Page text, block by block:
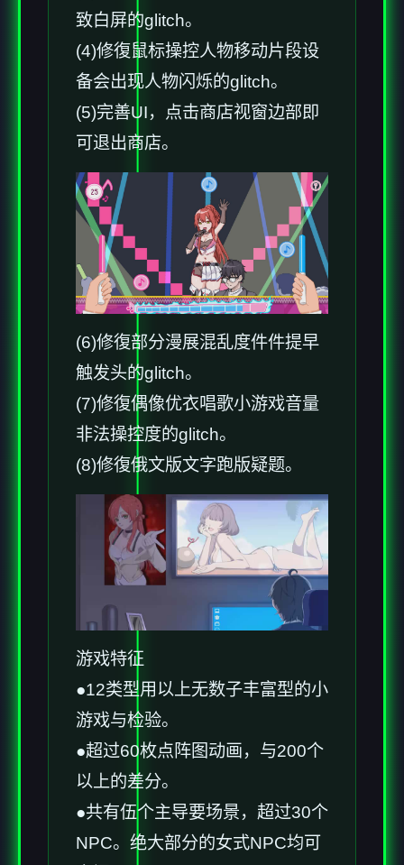
致白屏的glitch。
(4)修復鼠标操控人物移动片段设
备会出现人物闪烁的glitch。
(5)完善UI，点击商店视窗边部即
可退出商店。
(6)修復部分漫展混乱度件件提早
触发头的glitch。
(7)修復偶像优衣唱歌小游戏音量
非法操控度的glitch。
(8)修復俄文版文字跑版疑题。
游戏特征
●12类型用以上无数子丰富型的小
游戏与检验。
●超过60枚点阵图动画，与200个
以上的差分。
●共有伍个主导要场景，超过30个
NPC。绝大部分的女式NPC均可